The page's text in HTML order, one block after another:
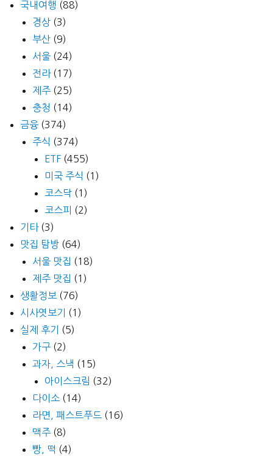
국내여행 (88)
경상 (3)
부산 (9)
서울 (24)
전라(17)
제주 (25)
충청 (14)
금융 (374)
주식 (374)
ETF (455)
미국 주식 (1)
코스닥 (1)
코스피 (2)
기타(3)
맛집 탐방 (64)
서울 맛집 (18)
제주 맛집 (1)
생활정보 (76)
시사엿보기
(1)
실제 후기
(5)
가구 (2)
과자, 스낵 (15)
아이스크림 (32)
다이소 (14)
라면, 패스트푸드 (16)
맥주 (8)
빵, 떡 (4)